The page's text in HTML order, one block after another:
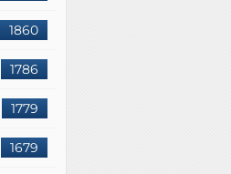
1860
1786
1779
1679